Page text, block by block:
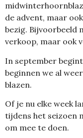
de advent, maar
bezig. Bijvoorbeeld
verkoop, maar ook
In september
beginnen we al
blazen.
Of je nu elke week
tijdens het seizoen
om mee te doen.